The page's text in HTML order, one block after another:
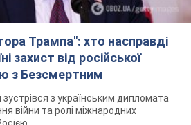
Трампа": хто насправді
захист від російської
з Безсмертним
з українським дипломата
війни та ролі міжнародних